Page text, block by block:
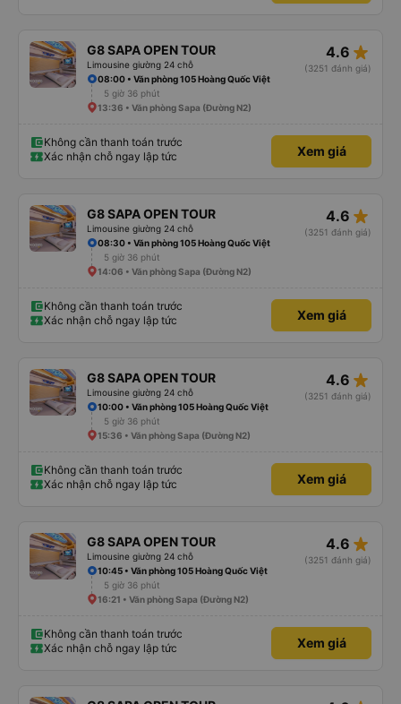
G8 SAPA OPEN TOUR
Limousine giường 24 chỗ
4.6 star_rate
(3251 đánh giá)
08:00 • Văn phòng 105 Hoàng Quốc Việt
5 giờ 36 phút
13:36 • Văn phòng Sapa (Đường N2)
Không cần thanh toán trước
Xác nhận chỗ ngay lập tức
Xem giá
G8 SAPA OPEN TOUR
Limousine giường 24 chỗ
4.6 star_rate
(3251 đánh giá)
08:30 • Văn phòng 105 Hoàng Quốc Việt
5 giờ 36 phút
14:06 • Văn phòng Sapa (Đường N2)
Không cần thanh toán trước
Xác nhận chỗ ngay lập tức
Xem giá
G8 SAPA OPEN TOUR
Limousine giường 24 chỗ
4.6 star_rate
(3251 đánh giá)
10:00 • Văn phòng 105 Hoàng Quốc Việt
5 giờ 36 phút
15:36 • Văn phòng Sapa (Đường N2)
Không cần thanh toán trước
Xác nhận chỗ ngay lập tức
Xem giá
G8 SAPA OPEN TOUR
Limousine giường 24 chỗ
4.6 star_rate
(3251 đánh giá)
10:45 • Văn phòng 105 Hoàng Quốc Việt
5 giờ 36 phút
16:21 • Văn phòng Sapa (Đường N2)
Không cần thanh toán trước
Xác nhận chỗ ngay lập tức
Xem giá